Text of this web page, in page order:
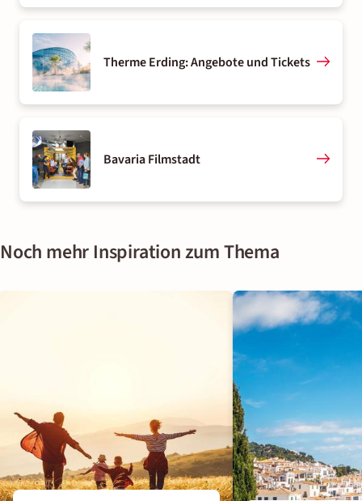
Therme Erding: Angebote und Tickets
Bavaria Filmstadt
Noch mehr Inspiration zum Thema